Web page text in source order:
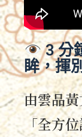
3 分
眸，揮
由雲品
「全方